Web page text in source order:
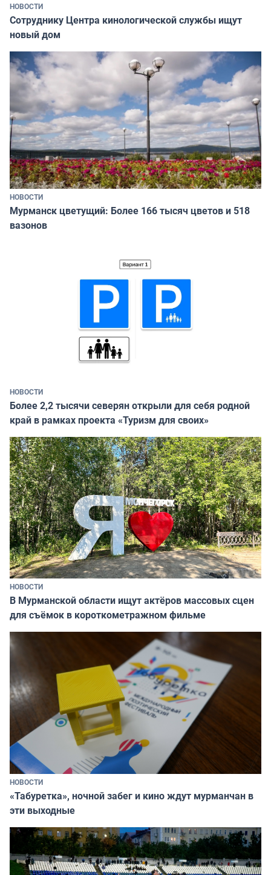
НОВОСТИ
Сотруднику Центра кинологической службы ищут
новый дом
НОВОСТИ
Мурманск цветущий: Более 166 тысяч цветов и 518
вазонов
НОВОСТИ
Более 2,2 тысячи северян открыли для себя родной
край в рамках проекта «Туризм для своих»
НОВОСТИ
В Мурманской области ищут актёров массовых сцен
для съёмок в короткометражном фильме
НОВОСТИ
«Табуретка», ночной забег и кино ждут мурманчан в
эти выходные